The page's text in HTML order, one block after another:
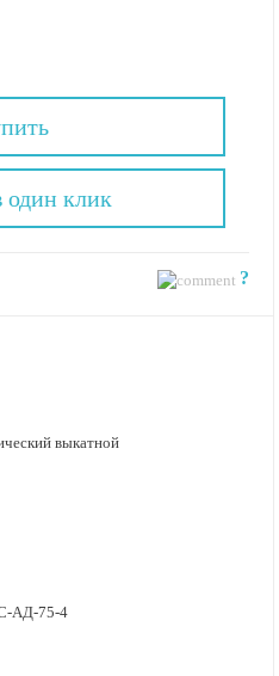
?
один клик
АД-75-4